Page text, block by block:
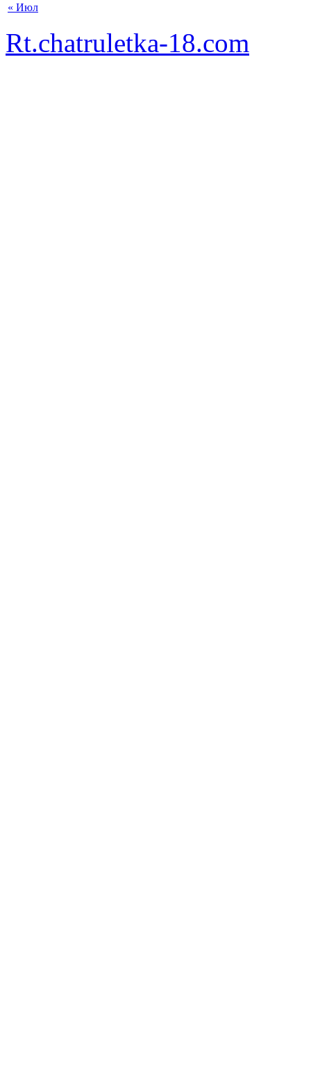
« Июл
Rt.chatruletka-18.com